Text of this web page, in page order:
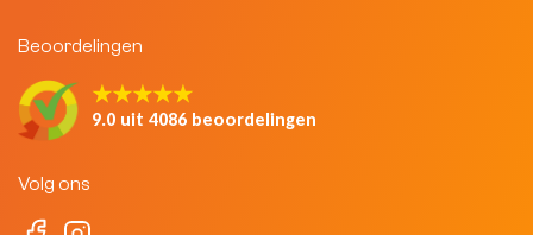
Beoordelingen
★★★★★
9.0 uit 4086 beoordelingen
Volg ons